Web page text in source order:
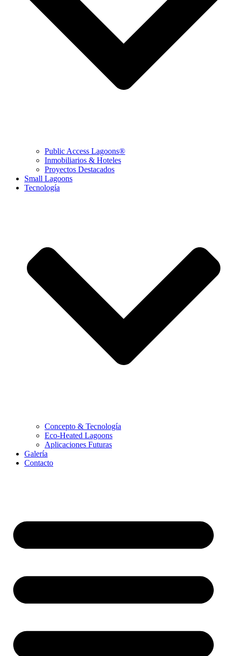
Public Access Lagoons®
Inmobiliarios & Hoteles
Proyectos Destacados
Small Lagoons
Tecnología
Concepto & Tecnología
Eco-Heated Lagoons
Aplicaciones Futuras
Galería
Contacto